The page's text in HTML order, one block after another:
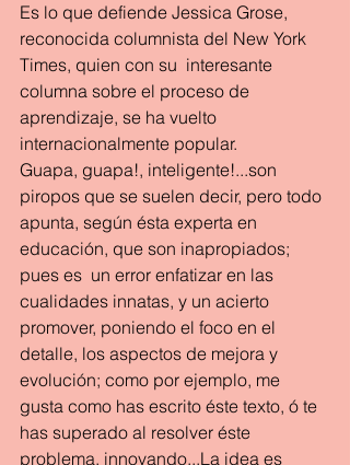
Es lo que defiende Jessica Grose,
reconocida columnista del New York
Times, quien con su  interesante
columna sobre el proceso de
aprendizaje, se ha vuelto
internacionalmente popular.
Guapa, guapa!, inteligente!...son
piropos que se suelen decir, pero todo
apunta, según ésta experta en
educación, que son inapropiados;
pues es  un error enfatizar en las
cualidades innatas, y un acierto
promover, poniendo el foco en el
detalle, los aspectos de mejora y
evolución; como por ejemplo, me
gusta como has escrito éste texto, ó te
has superado al resolver éste
problema, innovando...La idea es